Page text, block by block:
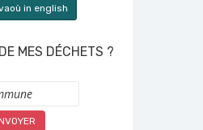
in english
MES DÉCHETS ?